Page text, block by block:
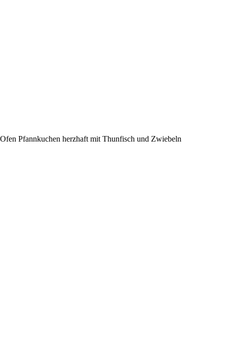
Ofen Pfannkuchen herzhaft mit Thunfisch und Zwiebeln